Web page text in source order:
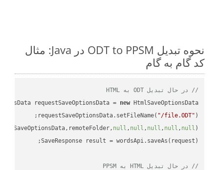
نحوه تبدیل ODT to PPSM در Java: مثال
کد گام به گام
// در حال تبدیل ODT به HTML
requestSaveOptionsData = new
requestSaveOptionsData.setFileName( "/file.ODT"
null , null , null , null , null
// در حال تبدیل HTML به PPSM